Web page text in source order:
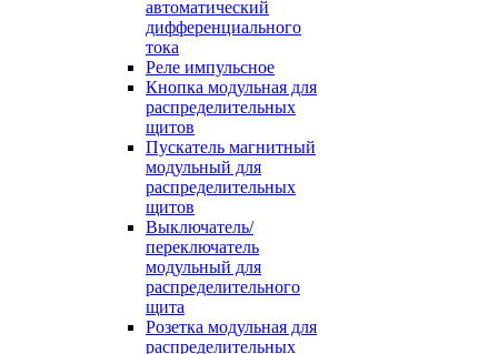
автоматический
дифференциального
тока
Реле импульсное
Кнопка модульная для
распределительных
щитов
Пускатель магнитный
модульный для
распределительных
щитов
Выключатель/
переключатель
модульный для
распределительного
щита
Розетка модульная для
распределительных